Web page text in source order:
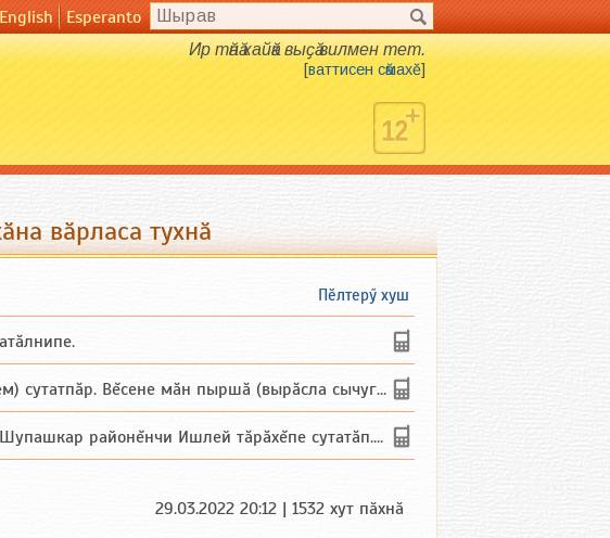
English Esperanto
Ир тӑнӑ кайӑк выҫӑ вилмен тет.
[ваттисен сӑмахӗ]
вӑрласа тухнӑ
Пӗлтерӳ хуш
сутатпăр. Вĕсене мăн пыршă (вырăсла сычуг) ...
районĕнчи Ишлей тăрăхĕпе сутатăп. Ха...
29.03.2022 20:12 | 1532 хут пӑхнӑ